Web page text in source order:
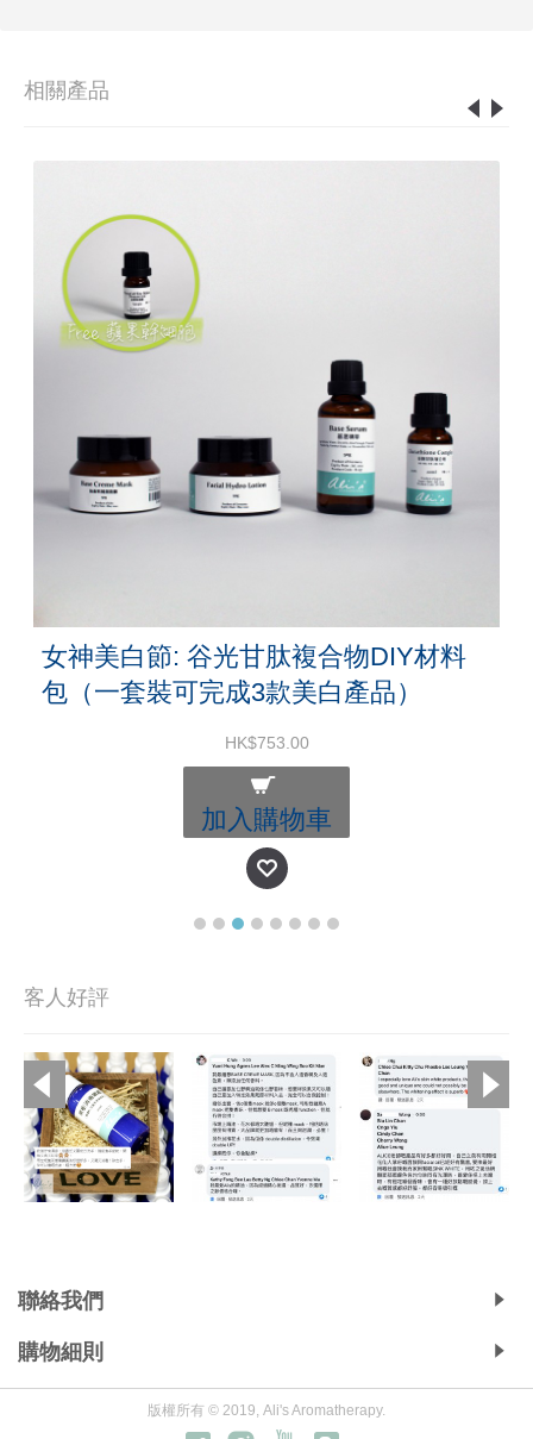
相關產品
女神美白節: 谷光甘肽複合物DIY材料
包（一套裝可完成3款美白產品）
HK$753.00
加入購物車
客人好評
聯絡我們
購物細則
版權所有 © 2019, Ali's Aromatherapy.